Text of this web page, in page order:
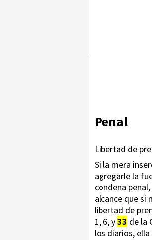
Penal
Libertad de
Si la mera
agregarle la
condena
alcance que si
libertad de
1, 6, y33 de la
los diarios,